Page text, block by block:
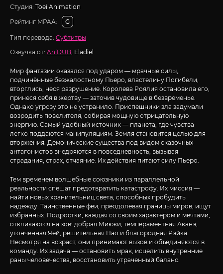
Студия: Toei Animation
Рейтинг MPAA:
G
Тип перевода: Субтитры
Озвучка от: AniDUB, Eladiel
Мир фантазии оказался под ударом — мрачные силы,
подчинённые безжалостному Пьеро, властелину Погибели,
вторглись, неся разрушение. Королева Роялия остановила его,
принеся себя в жертву — заточив чудовище в безвременье.
Однако угрозу это не устранило. Приспешники зла задумали
возродить повелителя, собирая мощную отрицательную
энергию. Самый удобный источник — планета, где чувства
легко поддаются манипуляциям. Земля становится целью для
вторжения. Демонические существа под видом сказочных
антагонистов внедряются в повседневность, вызывая
страдания, страх, отчаяние. Их действия питают силу Пьеро.
Тем временем волшебные союзники из параллельной
реальности спешат предотвратить катастрофу. Их миссия —
найти новых хранительниц света, способных пробудить
надежду. Таинственные феи, преодолевая границы миров, ищут
избранных. Подростки, каждая со своим характером и мечтами,
откликаются на зов: добрая Миюки, темпераментная Аканэ,
утончённая Яёй, решительная Нао и благородная Рэйка.
Несмотря на возраст, они принимают вызов и объединяются в
команду. Их задача — остановить мрак, исцелить внутренние
раны человечества, восстановить утраченный баланс.